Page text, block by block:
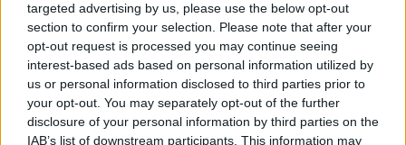
targeted advertising by us, please use the below opt-out
section to confirm your selection. Please note that after your
opt-out request is processed you may continue seeing
interest-based ads based on personal information utilized by
us or personal information disclosed to third parties prior to
your opt-out. You may separately opt-out of the further
disclosure of your personal information by third parties on the
IAB’s list of downstream participants. This information may
SIDEBAR JS TEST
Slug:sidebar_right_1| Tid:8:14:12 PM